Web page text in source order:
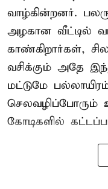
வாழ்கின்றனர்.
அழகான வீட்டில்
காண்கிறார்கள்,
வசிக்கும் அதே
மட்டுமே
செலவழிப்போரும்
கோடிகளில்